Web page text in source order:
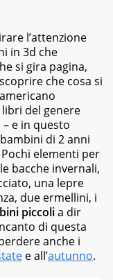
l’attenzione
in 3d che
si gira pagina,
che cosa si
del genere
e in questo
di 2 anni
elementi per
bacche invernali,
una lepre
due ermellini, i
piccolia dir
di questa
anche i
e all’autunno.